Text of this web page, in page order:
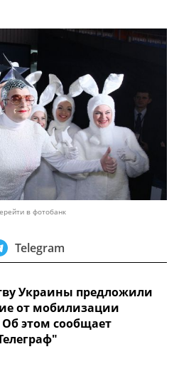
в фотобанк
Telegram
Украины предложили
от мобилизации
этом сообщает